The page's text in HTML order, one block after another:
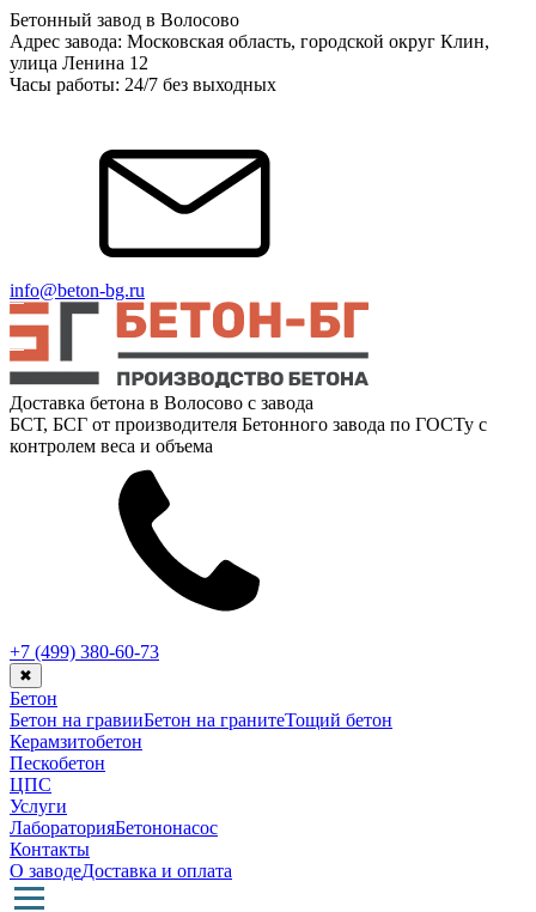
Бетонный завод в Волосово
Адрес завода: Московская область, городской округ Клин,
улица Ленина 12
Часы работы: 24/7 без выходных
info@beton-bg.ru
Доставка бетона в Волосово с завода
БСТ, БСГ от производителя Бетонного завода по ГОСТу с
контролем веса и объема
+7 (499) 380-60-73
✖
Бетон
Бетон на гравииБетон на гранитеТощий бетон
Керамзитобетон
Пескобетон
ЦПС
Услуги
ЛабораторияБетононасос
Контакты
О заводеДоставка и оплата